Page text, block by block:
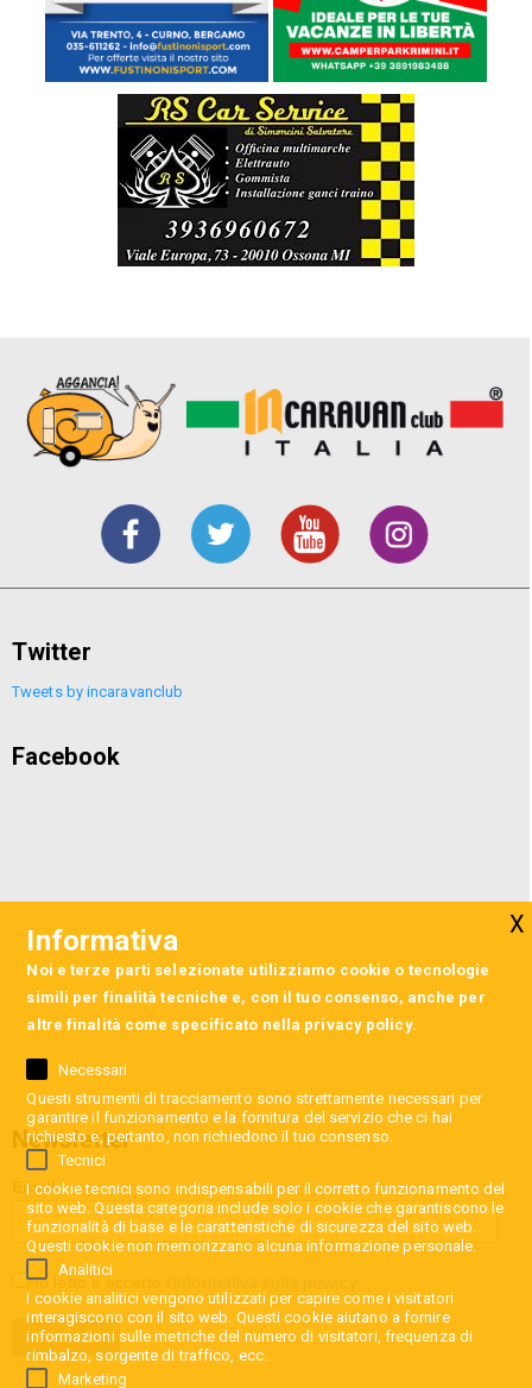
Twitter
Tweets by incaravanclub
Facebook
Newsletter
Email
Ho letto e accetto l'
Informativa
Noi e terze parti selezionate utilizziamo cookie o tecnologie
simili per finalità tecniche e, con il tuo consenso, anche per
altre finalità come specificato nella privacy policy.
Necessari
Questi strumenti di tracciamento sono strettamente necessari per
garantire il funzionamento e la fornitura del servizio che ci hai
richiesto e, pertanto, non richiedono il tuo consenso.
Tecnici
I cookie tecnici sono indispensabili per il corretto funzionamento del
sito web. Questa categoria include solo i cookie che garantiscono le
funzionalità di base e le caratteristiche di sicurezza del sito web.
Questi cookie non memorizzano alcuna informazione personale.
Analitici
I cookie analitici vengono utilizzati per capire come i visitatori
interagiscono con il sito web. Questi cookie aiutano a fornire
informazioni sulle metriche del numero di visitatori, frequenza di
rimbalzo, sorgente di traffico, ecc.
Marketing